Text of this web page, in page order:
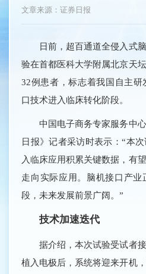
文章来源：证券日报
日前，超百通道全侵入式脑
验在首都医科大学附属北京天
32例患者，标志着我国自主
口技术进入临床转化阶段。
中国电子商务专家服务中心
日报》记者采访时表示：“本
入临床应用积累关键数据，有
走向实际应用。脑机接口产
段，未来发展前景广阔。”
技术加速迭代
据介绍，本次试验受试者接
植入电极后，系统将迎来开机